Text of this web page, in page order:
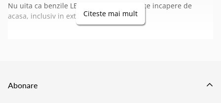
Nu uita ca benzile LED se potrivesc in orice incapere de
acasa, inclusiv in exterior.Citeste mai mult
Abonare